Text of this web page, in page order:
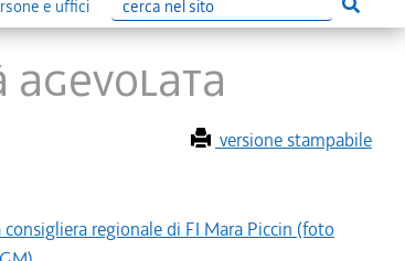
e uffici
Ricerca Esegui
agevolata
versione stampabile